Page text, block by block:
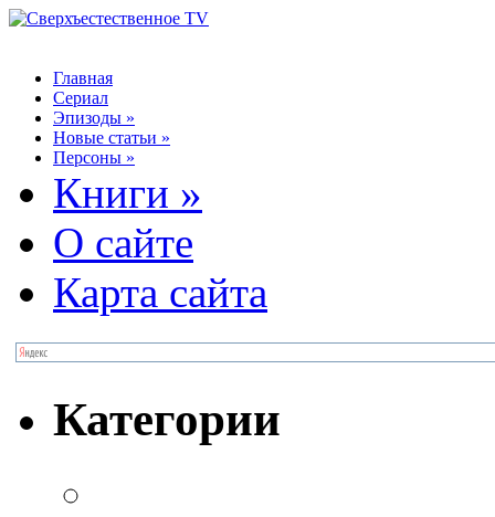
Главная
Сериал
Эпизоды »
Новые статьи »
Персоны »
Книги »
О сайте
Карта сайта
Категории